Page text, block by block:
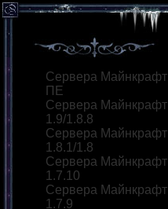
Сервера Майнкрафт
ПЕ
Сервера Майнкрафт
1.9/1.8.8
Сервера Майнкрафт
1.8.1/1.8
Сервера Майнкрафт
1.7.10
Сервера Майнкрафт
1.7.9